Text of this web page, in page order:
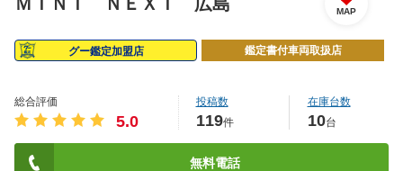
MAP
グー鑑定加盟店 鑑定書付車両取扱店
総合評価
5.0
投稿数
119件
在庫台数
10台
無料電話